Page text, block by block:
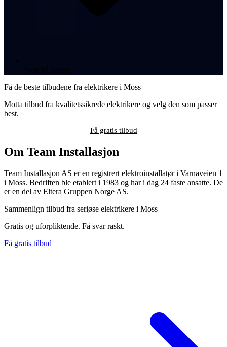
Få de beste tilbudene fra elektrikere i Moss
Motta tilbud fra kvalitetssikrede elektrikere og velg den som passer
best.
Få gratis tilbud
Om Team Installasjon
Team Installasjon AS er en registrert elektroinstallatør i Varnaveien 1
i Moss. Bedriften ble etablert i 1983 og har i dag 24 faste ansatte. De
er en del av Eltera Gruppen Norge AS.
Sammenlign tilbud fra seriøse elektrikere i Moss
Gratis og uforpliktende. Få svar raskt.
Få gratis tilbud